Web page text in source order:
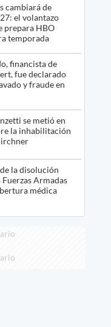
cambiará de
el volantazo
prepara HBO
temporada
financista de
fue declarado
y fraude en
se metió en
la inhabilitación
la disolución
Fuerzas Armadas
médica